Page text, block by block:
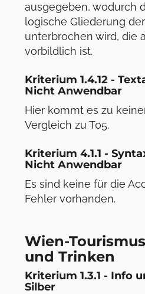
ausgegeben, wodurch
logische Gliederung
unterbrochen wird, die
vorbildlich ist.
Kriterium 1.4.12 -
Nicht Anwendbar
Hier kommt es zu
Vergleich zu T05.
Kriterium 4.1.1 -
Nicht Anwendbar
Es sind keine für die
Fehler vorhanden.
Wien-
und Trinken
Kriterium 1.3.1 - Info
Silber